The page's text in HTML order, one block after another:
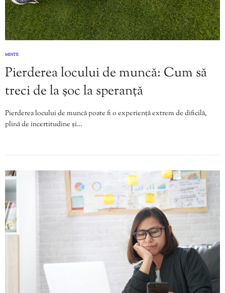
MINTE
Pierderea locului de muncă: Cum să
treci de la șoc la speranță
Pierderea locului de muncă poate fi o experiență extrem de dificilă,
plină de incertitudine și…